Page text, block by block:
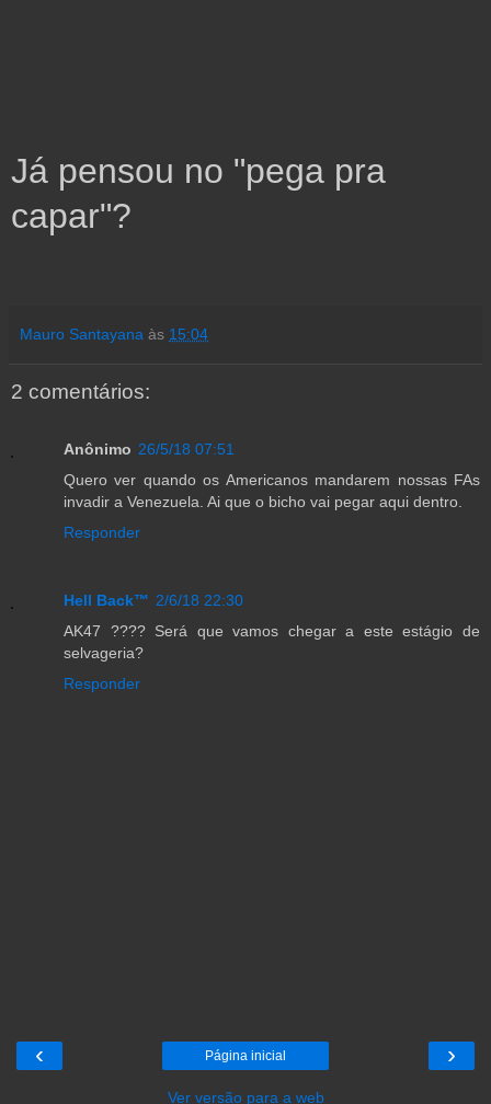
Já pensou no "pega pra
capar"?
Mauro Santayana às 15:04
2 comentários:
Anônimo 26/5/18 07:51
Quero ver quando os Americanos mandarem nossas FAs
invadir a Venezuela. Ai que o bicho vai pegar aqui dentro.
Responder
Hell Back™ 2/6/18 22:30
AK47 ???? Será que vamos chegar a este estágio de
selvageria?
Responder
‹ ›
Página inicial
Ver versão para a web